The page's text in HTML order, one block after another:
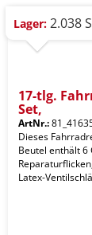
Lager: 2.038
17-tlg.
Set,
ArtNr.:
Dieses
Beutel enthält 6
Latex-